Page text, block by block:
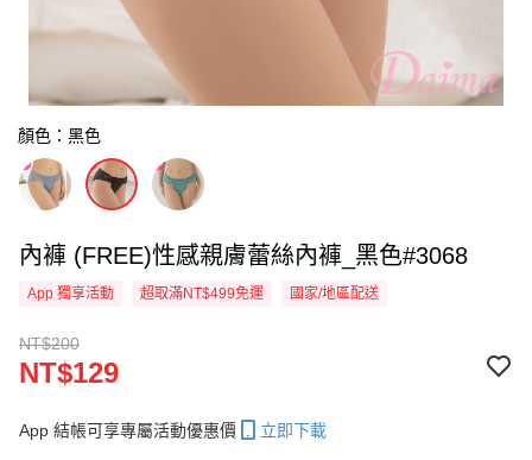
顏色：黑色
內褲 (FREE)性感親膚蕾絲內褲_黑色#3068
App 獨享活動 超取滿NT$499免運 國家/地區配送
NT$200
NT$129
App 結帳可享專屬活動優惠價 立即下載